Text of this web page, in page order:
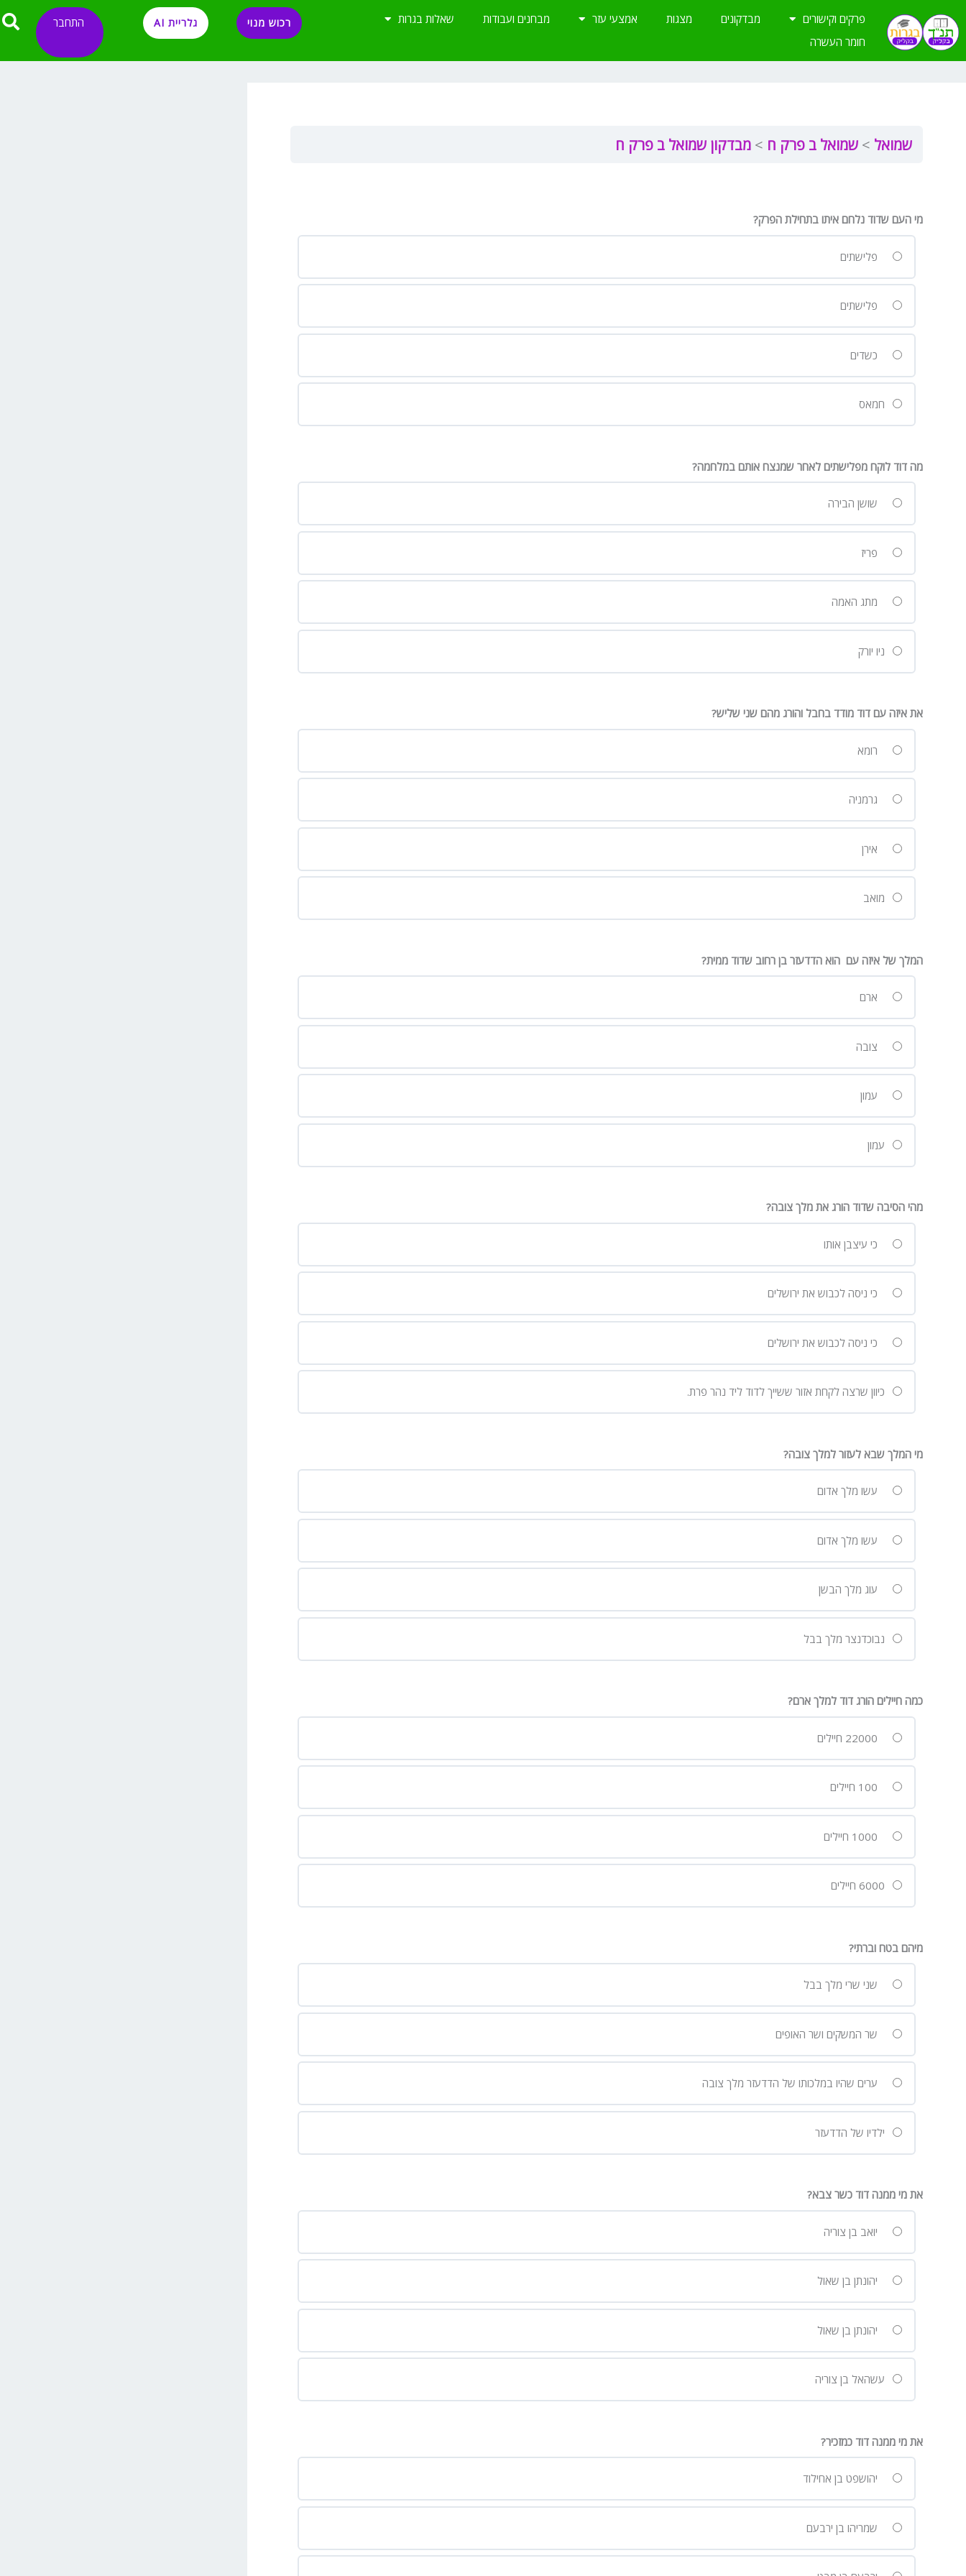
לתוכן
פרקים וקישורים מבדקונים מצגות אמצעי עזר מבחנים ועבודות
שאלות בגרות
חומר העשרה
רכוש מנוי גלריית AI התחבר
שמואל שמואל ב פרק ח מבדקון שמואל ב פרק ח
מי העם שדוד נלחם איתו בתחילת הפרק?
פלישתים
פלישתים
כשדים
חמאס
מה דוד לוקח מפלישתים לאחר שמנצח אותם במלחמה?
שושן הבירה
פריז
מתג האמה
ניו יורק
את איזה עם דוד מודד בחבל והורג מהם שני שליש?
רומא
גרמניה
אירן
מואב
המלך של איזה עם הוא הדדעזר בן רחוב שדוד ממית?
ארם
צובה
עמון
עמון
מהי הסיבה שדוד הורג את מלך צובה?
כי עיצבן אותו
כי ניסה לכבוש את ירושלים
כי ניסה לכבוש את ירושלים
כיוון שרצה לקחת אזור ששייך לדוד ליד נהר פרת.
מי המלך שבא לעזור למלך צובה?
עשו מלך אדום
עשו מלך אדום
עוג מלך הבשן
נבוכדנצר מלך בבל
כמה חיילים הורג דוד למלך ארם?
מיהם בטח וברתי?
שני שרי מלך בבל
שר המשקים ושר האופים
ערים שהיו במלכותו של הדדעזר מלך צובה
ילדיו של הדדעזר
את מי ממנה דוד כשר צבא?
יואב בן צוריה
יהונתן בן שאול
יהונתן בן שאול
עשהאל בן צוריה
את מי ממנה דוד כמזכיר?
יהושפט בן אחילוד
שמריהו בן ירבעם